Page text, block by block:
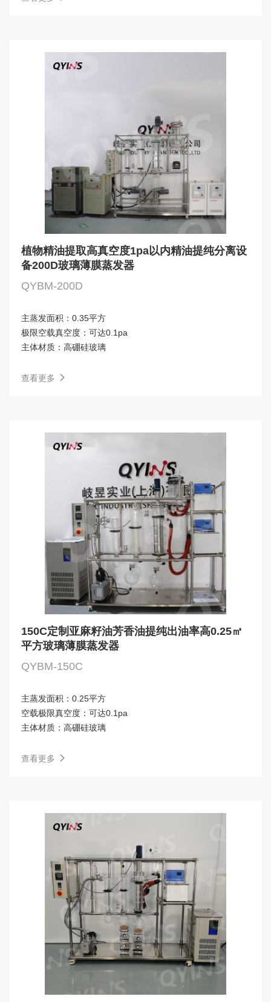
植物精油提取高真空度1pa以内精油提纯分离设
备200D玻璃薄膜蒸发器
QYBM-200D
主蒸发面积： 0.35平方
极限空载真空度： 可达0.1pa
主体材质： 高硼硅玻璃
查看更多
150C定制亚麻籽油芳香油提纯出油率高0.25㎡
平方玻璃薄膜蒸发器
QYBM-150C
主蒸发面积： 0.25平方
空载极限真空度： 可达0.1pa
主体材质： 高硼硅玻璃
查看更多